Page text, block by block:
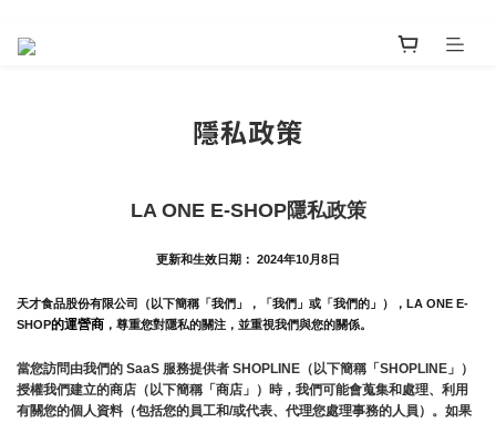
隱私政策
LA ONE E-SHOP隱私政策
更新和生效日期： 2024年10月8日
天才食品股份有限公司（以下簡稱「我們」，「我們」或「我們的」），LA ONE E-
SHOP的運營商 ，尊重您對隱私的關注，並重視我們與您的關係。
當您訪問由我們的 SaaS 服務提供者 SHOPLINE（以下簡稱「SHOPLINE」）
授權我們建立的商店（以下簡稱「商店」）時，我們可能會蒐集和處理、利用
有關您的個人資料（包括您的員工和/或代表、代理您處理事務的人員）。如果